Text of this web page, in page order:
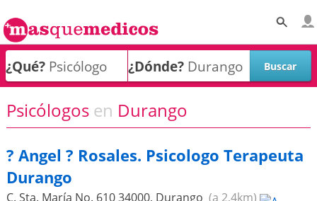
¿Qué? ¿Dónde?
Psicólogos en Durango
? Angel ? Rosales. Psicologo Terapeuta
Durango
C. Sta. María No. 61034000, Durango (a 2,4km)